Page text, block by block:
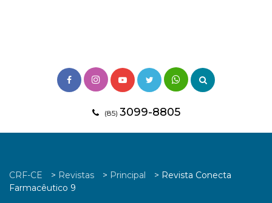
(85) 3099-8805
CRF-CE > Revistas > Principal > Revista Conecta
Farmacêutico 9